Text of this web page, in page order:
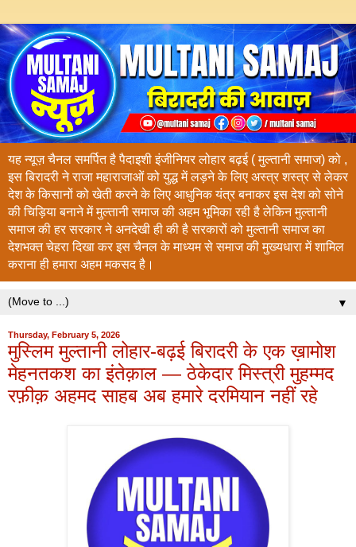
यह न्यूज़ चैनल समर्पित है पैदाइशी इंजीनियर लोहार बढ़ई ( मुल्तानी समाज) को ,
इस बिरादरी ने राजा महाराजाओं को युद्ध में लड़ने के लिए अस्त्र शस्त्र से लेकर
देश के किसानों को खेती करने के लिए आधुनिक यंत्र बनाकर इस देश को सोने
की चिड़िया बनाने में मुल्तानी समाज की अहम भूमिका रही है लेकिन मुल्तानी
समाज की हर सरकार ने अनदेखी ही की है सरकारों को मुल्तानी समाज का
देशभक्त चेहरा दिखा कर इस चैनल के माध्यम से समाज की मुख्यधारा में शामिल
कराना ही हमारा अहम मकसद है।
▼
Thursday, February 5, 2026
मुस्लिम मुल्तानी लोहार-बढ़ई बिरादरी के एक ख़ामोश
मेहनतकश का इंतेक़ाल — ठेकेदार मिस्त्री मुहम्मद
रफ़ीक़ अहमद साहब अब हमारे दरमियान नहीं रहे